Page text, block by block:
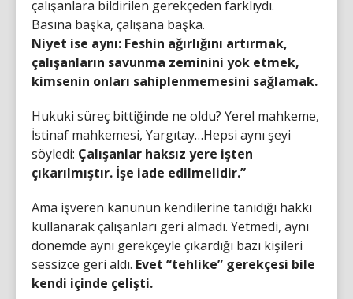
çalışanlara bildirilen gerekçeden farklıydı.
Basına başka, çalışana başka.
Niyet ise aynı: Feshin ağırlığını artırmak,
çalışanların savunma zeminini yok etmek,
kimsenin onları sahiplenmemesini sağlamak.
Hukuki süreç bittiğinde ne oldu? Yerel mahkeme,
İstinaf mahkemesi, Yargıtay…Hepsi aynı şeyi
söyledi: Çalışanlar haksız yere işten
çıkarılmıştır. İşe iade edilmelidir.”
Ama işveren kanunun kendilerine tanıdığı hakkı
kullanarak çalışanları geri almadı. Yetmedi, aynı
dönemde aynı gerekçeyle çıkardığı bazı kişileri
sessizce geri aldı. Evet “tehlike” gerekçesi bile
kendi içinde çelişti.